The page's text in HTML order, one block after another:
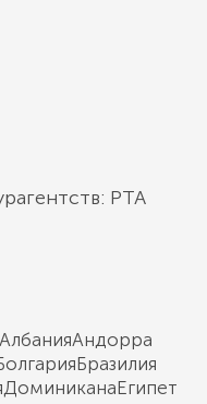
РТА
АлбанияАндорра
Бразилия
ДоминиканаЕгипет